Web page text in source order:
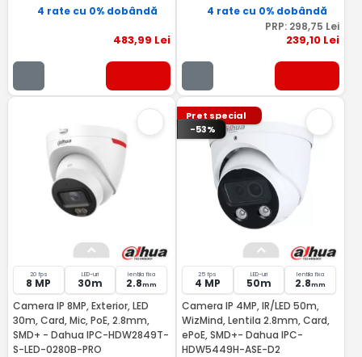
4 rate cu 0% dobândă
483,99 Lei
4 rate cu 0% dobândă
PRP: 298,75 Lei
239,10 Lei
20 fps
8 MP
LED-uri
30m
lentila fixa
2.8mm
Camera IP 8MP, Exterior, LED
30m, Card, Mic, PoE, 2.8mm,
SMD+ - Dahua IPC-HDW2849T-
S-LED-0280B-PRO
Pret special
-53%
25 fps
4 MP
LED-uri
50m
lentila fixa
2.8mm
Camera IP 4MP, IR/LED 50m,
WizMind, Lentila 2.8mm, Card,
ePoE, SMD+- Dahua IPC-
HDW5449H-ASE-D2